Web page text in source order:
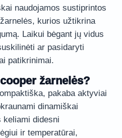
naudojamos sustiprintos
kurios užtikrina
Laikui bėgant jų vidus
ar pasidaryti
patikrinimai.
žarnelės?
pakaba aktyviai
dinamiškai
keliami didesni
ir temperatūrai,